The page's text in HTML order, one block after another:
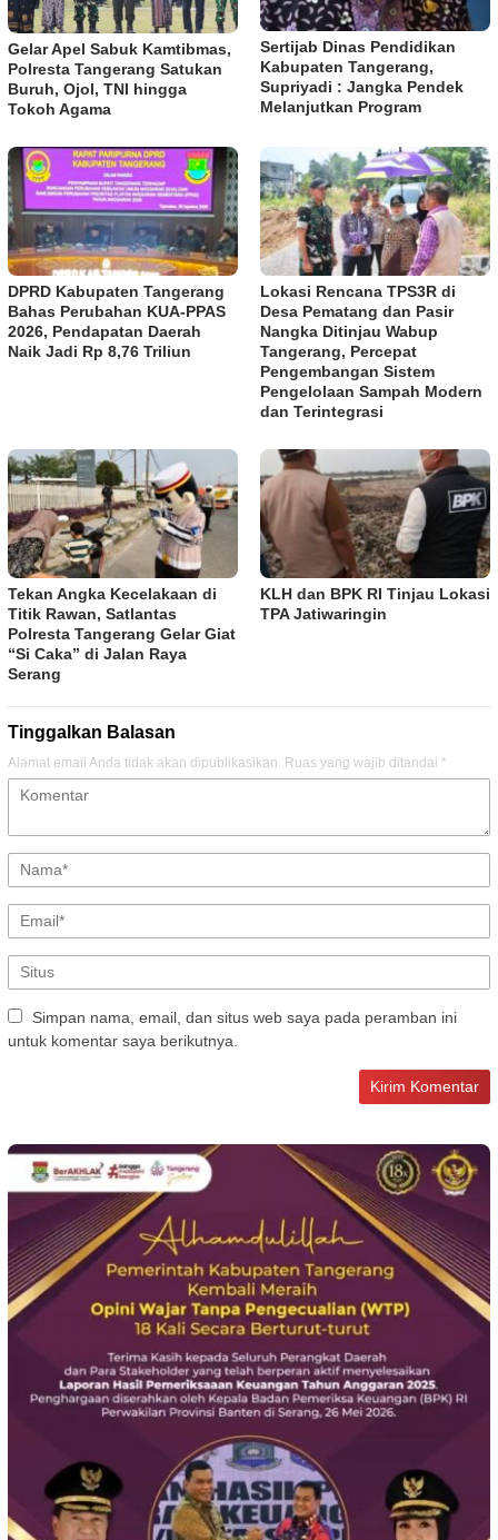
Gelar Apel Sabuk Kamtibmas,
Polresta Tangerang Satukan
Buruh, Ojol, TNI hingga
Tokoh Agama
Sertijab Dinas Pendidikan
Kabupaten Tangerang,
Supriyadi : Jangka Pendek
Melanjutkan Program
DPRD Kabupaten Tangerang
Bahas Perubahan KUA-PPAS
2026, Pendapatan Daerah
Naik Jadi Rp 8,76 Triliun
Lokasi Rencana TPS3R di
Desa Pematang dan Pasir
Nangka Ditinjau Wabup
Tangerang, Percepat
Pengembangan Sistem
Pengelolaan Sampah Modern
dan Terintegrasi
Tekan Angka Kecelakaan di
Titik Rawan, Satlantas
Polresta Tangerang Gelar Giat
“Si Caka” di Jalan Raya
Serang
KLH dan BPK RI Tinjau Lokasi
TPA Jatiwaringin
Tinggalkan Balasan
Alamat email Anda tidak akan dipublikasikan. Ruas yang wajib ditandai *
Simpan nama, email, dan situs web saya pada peramban ini
untuk komentar saya berikutnya.